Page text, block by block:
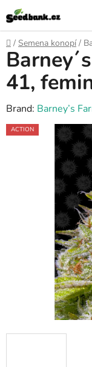
Skip
to
content
Home
/ Semena konopí /
41,
Brand: Barney’s
ACTION